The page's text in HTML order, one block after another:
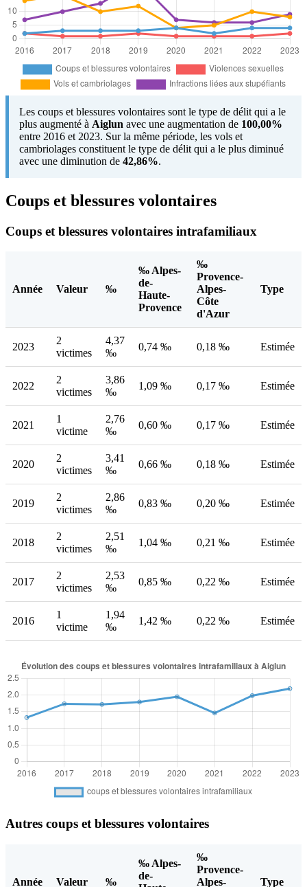
Les coups et blessures volontaires sont le type de délit qui a le
plus augmenté à Aiglun avec une augmentation de 100,00%
entre 2016 et 2023. Sur la même période, les vols et
cambriolages constituent le type de délit qui a le plus diminué
avec une diminution de 42,86%.
Coups et blessures volontaires
Coups et blessures volontaires intrafamiliaux
Année Valeur ‰
‰ Alpes-
de-
Haute-
Provence
‰
Provence-
Alpes-
Côte
d'Azur
Type
2023
2
victimes
4,37
‰
0,74 ‰ 0,18 ‰ Estimée
2022
2
victimes
3,86
‰
1,09 ‰ 0,17 ‰ Estimée
2021
1
victime
2,76
‰
0,60 ‰ 0,17 ‰ Estimée
2020
2
victimes
3,41
‰
0,66 ‰ 0,18 ‰ Estimée
2019
2
victimes
2,86
‰
0,83 ‰ 0,20 ‰ Estimée
2018
2
victimes
2,51
‰
1,04 ‰ 0,21 ‰ Estimée
2017
2
victimes
2,53
‰
0,85 ‰ 0,22 ‰ Estimée
2016
1
victime
1,94
‰
1,42 ‰ 0,22 ‰ Estimée
Autres coups et blessures volontaires
Année Valeur ‰
‰ Alpes-
de-
‰
Provence-
Alpes-
Type